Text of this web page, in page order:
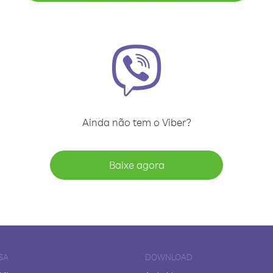
Ainda não tem o Viber?
Baixe agora
DOWNLOAD